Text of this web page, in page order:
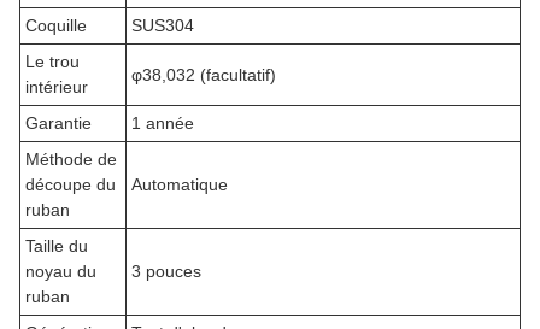
Coquille
SUS304
Le trou
intérieur
φ38,032 (facultatif)
Garantie
1 année
Méthode de
découpe du
ruban
Automatique
Taille du
noyau du
ruban
3 pouces